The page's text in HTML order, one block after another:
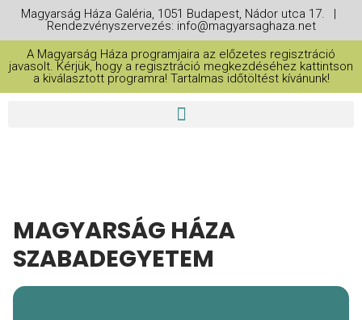
Magyarság Háza Galéria, 1051 Budapest, Nádor utca 17. |
Rendezvényszervezés: info@magyarsaghaza.net
A Magyarság Háza programjaira az előzetes regisztráció
javasolt. Kérjük, hogy a regisztráció megkezdéséhez kattintson
a kiválasztott programra! Tartalmas időtöltést kívánunk!
MAGYARSÁG HÁZA
SZABADEGYETEM